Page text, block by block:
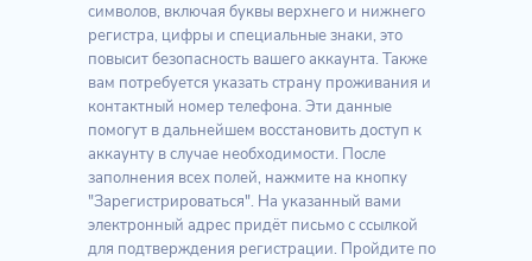
символов, включая буквы верхнего и нижнего
регистра, цифры и специальные знаки, это
повысит безопасность вашего аккаунта. Также
вам потребуется указать страну проживания и
контактный номер телефона. Эти данные
помогут в дальнейшем восстановить доступ к
аккаунту в случае необходимости. После
заполнения всех полей, нажмите на кнопку
"Зарегистрироваться". На указанный вами
электронный адрес придёт письмо с ссылкой
для подтверждения регистрации. Пройдите по